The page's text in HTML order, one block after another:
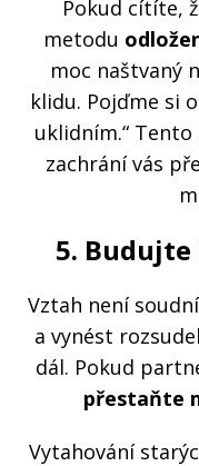
Pokud cítíte,
metodu
moc naštvaný
klidu. Pojďme si
uklidním.“
zachrání vás
5.
Vztah není
a vynést
dál. Pokud
přestaňte
Vytahování